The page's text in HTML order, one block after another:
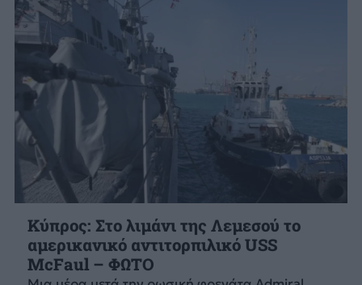
Κύπρος: Στο λιμάνι της Λεμεσού το
αμερικανικό αντιτορπιλικό USS
McFaul – ΦΩΤΟ